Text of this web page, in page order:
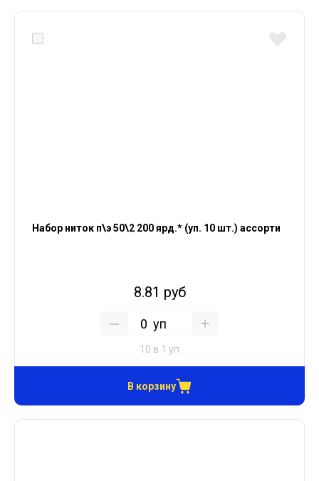
Набор ниток п\э 50\2 200 ярд.* (уп. 10 шт.) ассорти
8.81 руб
уп
10 в 1 уп
В корзину